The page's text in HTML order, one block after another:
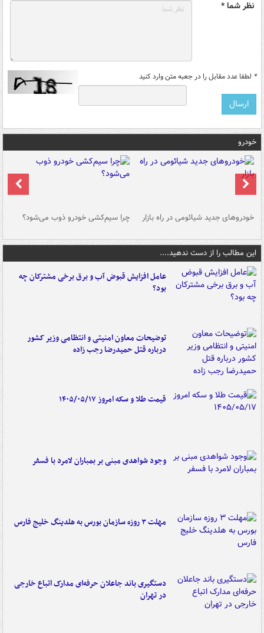
نظر شما *
* لطفا عدد مقابل را در جعبه متن وارد کنید
خودرو
خودروهای جدید شیائومی در راه بازار چرا سیم‌کشی خودرو ذوب می‌شود؟
این مطالب را از دست ندهید....
عامل افزایش قبوض آب و برق برخی مشترکان چه
بود؟
توضیحات معاون امنیتی و انتظامی وزیر کشور
درباره قتل حمیدرضا رجب زاده
قیمت طلا و سکه امروز ۱۴۰۵/۰۵/۱۷
وجود شواهدی مبنی بر بمباران لامرد با فسفر
مهلت ۳ روزه سازمان بورس به هلدینگ خلیج فارس
دستگیری باند جاعلان حرفه‌ای مدارک اتباع خارجی
در تهران